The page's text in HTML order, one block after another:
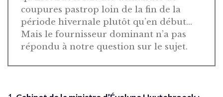
coupures pastrop loin de la fin de la
période hivernale plutôt qu’en début…
Mais le fournisseur dominant n’a pas
répondu à notre question sur le sujet.